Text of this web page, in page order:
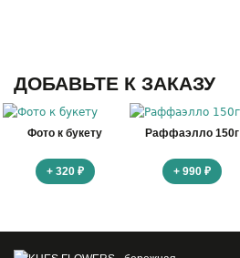
ДОБАВЬТЕ К ЗАКАЗУ
Фото к букету
+ 320 ₽
Раффаэлло 150г
+ 990 ₽